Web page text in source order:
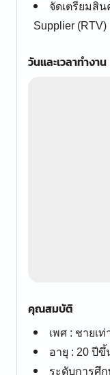
จัดเตรียมสิ
Supplier (RTV)
วันและเวลาทำงาน
คุณสมบัติ
เพศ : ชายเ
อายุ : 20 ปีขึ้
ระดับการศึ